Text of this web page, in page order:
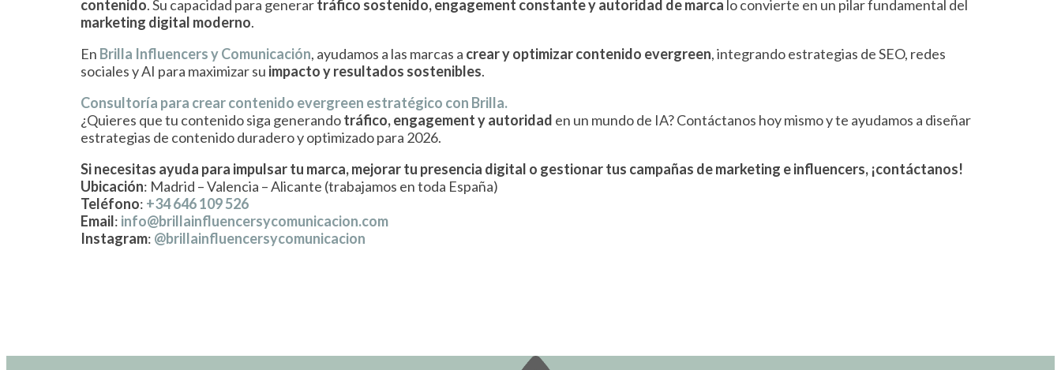
contenido. Su capacidad para generartráfico sostenido, engagement constante y autoridad de marca lo convierte en un pilar fundamental del
marketing digital moderno.
En Brilla Influencers y Comunicación, ayudamos a las marcas a crear y optimizar contenido evergreen, integrando estrategias de SEO, redes
sociales y AI para maximizar su impacto y resultados sostenibles.
Consultoría para crear contenido evergreen estratégico con Brilla.
¿Quieres que tu contenido siga generandotráfico, engagement y autoridad en un mundo de IA? Contáctanos hoy mismo y te ayudamos a diseñar
estrategias de contenido duradero y optimizado para 2026.
Si necesitas ayuda para impulsar tu marca, mejorar tu presencia digital o gestionar tus campañas de marketing e influencers, ¡contáctanos!
Ubicación: Madrid – Valencia – Alicante (trabajamos en toda España)
Teléfono: +34 646 109 526
Email: info@brillainfluencersycomunicacion.com
Instagram: @brillainfluencersycomunicacion